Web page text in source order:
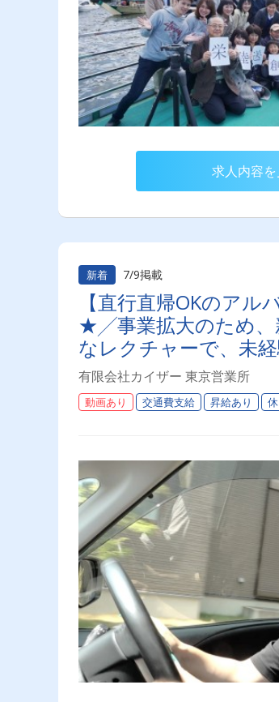
求人内容を
新着 7/9掲載
【直行直帰OKのア
★╱事業拡大のため、
なレクチャーで、未
やすさ抜群！
有限会社カイザー 東京営業所
動画あり 交通費支給 昇給あり